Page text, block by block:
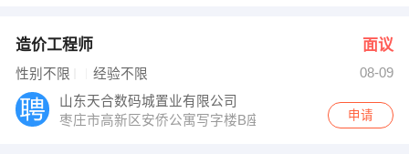
造价工程师 面议
性别不限 经验不限
08-09
山东天合数码城置业有限公司
枣庄市高新区安侨公寓写字楼B座7楼
申请